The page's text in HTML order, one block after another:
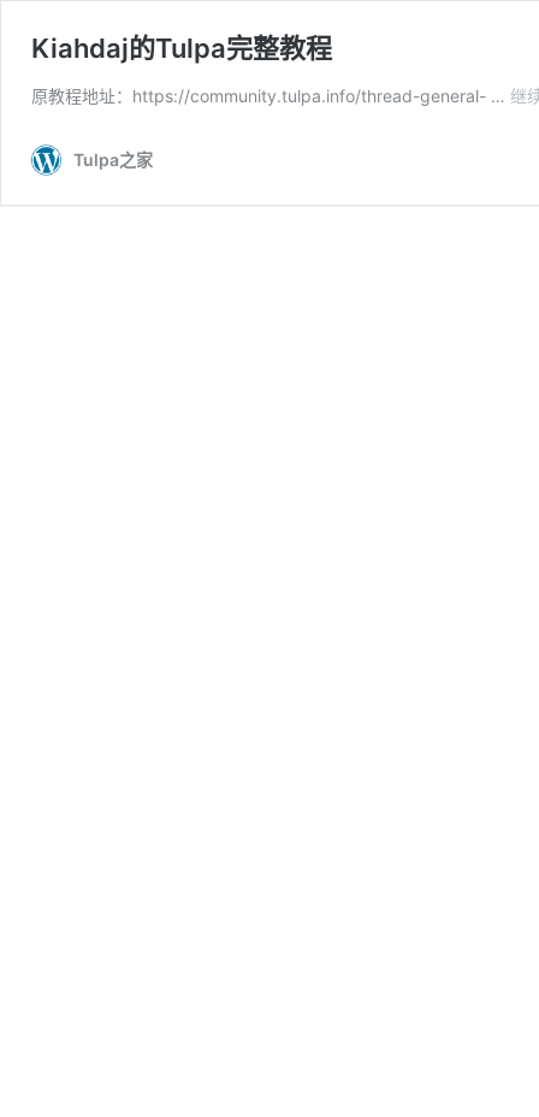
Kiahdaj的Tulpa完整教程
原教程地址：https://community.tulpa.info/thread-general- … 继
Tulpa之家